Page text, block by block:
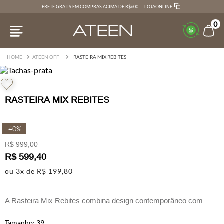
FRETE GRÁTIS EM COMPRAS ACIMA DE R$600 LOJAONLINE
0
ATEEN OFF RASTEIRA MIX REBITES
RASTEIRA MIX REBITES
-40%
R$ 999,00
R$ 599,40
ou 3x de R$ 199,80
A Rasteira Mix Rebites combina design contemporâneo com
o dia a dia.